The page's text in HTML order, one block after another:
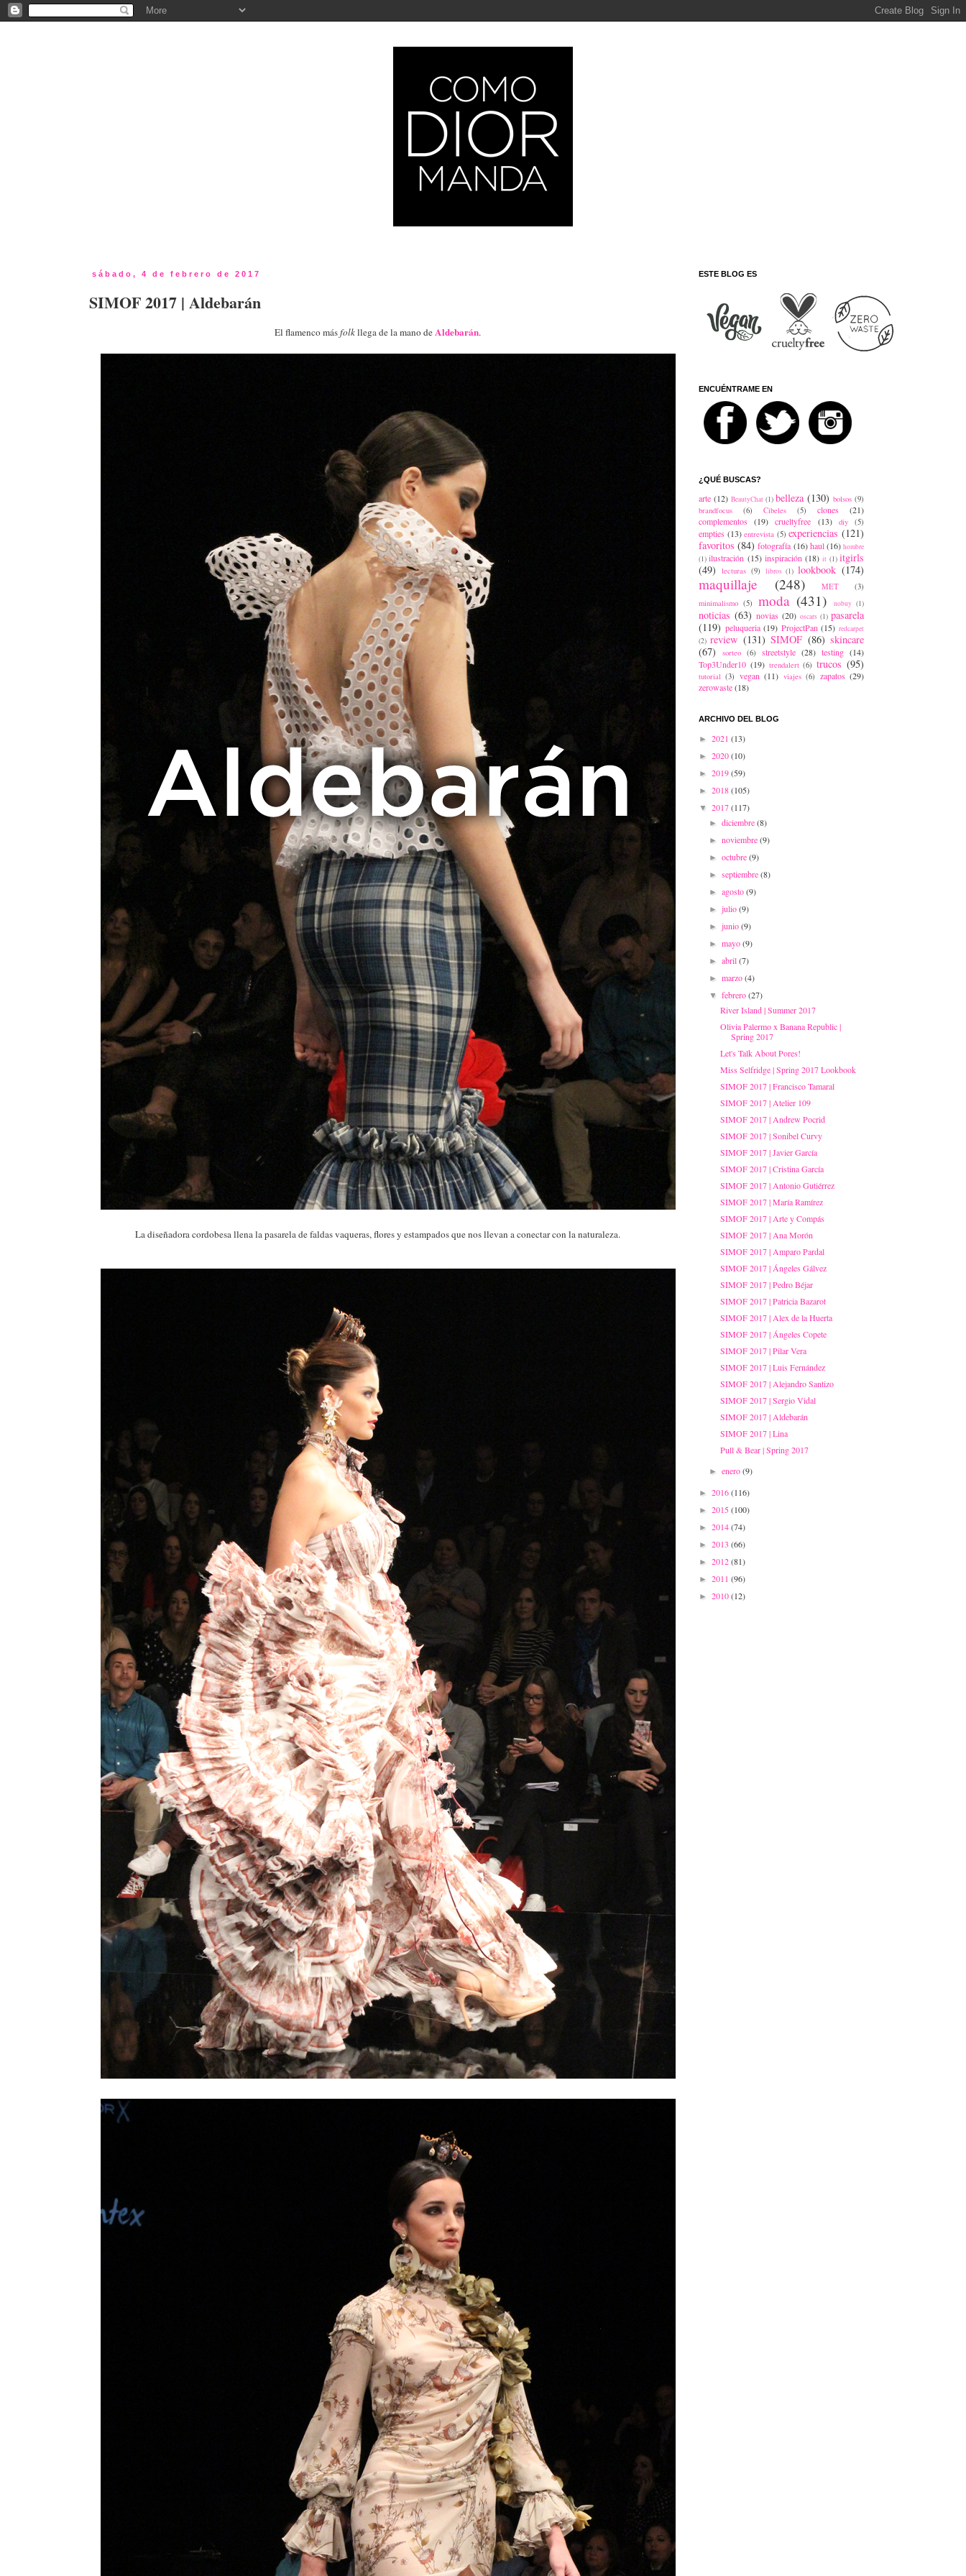
sábado, 4 de febrero de 2017
SIMOF 2017 | Aldebarán
El flamenco másfolkllega de la mano deAldebarán.
La diseñadora cordobesa llena la pasarela de faldas vaqueras, flores y estampados que nos llevan a conectar con la naturaleza.
ESTE BLOG ES
ENCUÉNTRAME EN
¿QUÉ BUSCAS?
arte (12) BeautyChat (1) belleza (130) bolsos (9)
brandfocus
(6) Cibeles (5) clones
(21)
complementos
(19) crueltyfree (13) diy (5)
empties (13) entrevista (5) experiencias (121)
favoritos (84) fotografía (16) haul (16) hombre
(1) ilustración (15) inspiración (18) it (1) itgirls
(49)
lecturas (9) libros (1) lookbook (174)
maquillaje (248) MET
(3)
minimalismo (5) moda (431) nobuy (1)
noticias (63) novias (20) oscars (1) pasarela
(119) peluqueria (19) ProjectPan (15) redcarpet
(2) review (131) SIMOF (86) skincare
(67)
sorteo (6) streetstyle (28) testing (14)
Top3Under10 (19) trendalert (6) trucos (95)
tutorial (3) vegan (11) viajes (6) zapatos (29)
zerowaste(18)
ARCHIVO DEL BLOG
► 2021 (13)
► 2020(10)
► 2019(59)
► 2018(105)
▼ 2017(117)
►diciembre(8)
►noviembre(9)
►octubre(9)
►septiembre(8)
►agosto(9)
►julio(9)
►junio(9)
►mayo(9)
►abril(7)
►marzo(4)
▼febrero(27)
River Island | Summer 2017
Olivia Palermo x Banana Republic |
Spring 2017
Let's Talk About Pores!
Miss Selfridge | Spring 2017 Lookbook
SIMOF 2017 | Francisco Tamaral
SIMOF 2017 | Atelier 109
SIMOF 2017 | Andrew Pocrid
SIMOF 2017 | Sonibel Curvy
SIMOF 2017 | Javier García
SIMOF 2017 | Cristina García
SIMOF 2017 | Antonio Gutiérrez
SIMOF 2017 | María Ramírez
SIMOF 2017 | Arte y Compás
SIMOF 2017 | Ana Morón
SIMOF 2017 | Amparo Pardal
SIMOF 2017 | Ángeles Gálvez
SIMOF 2017 | Pedro Béjar
SIMOF 2017 | Patricia Bazarot
SIMOF 2017 | Alex de la Huerta
SIMOF 2017 | Ángeles Copete
SIMOF 2017 | Pilar Vera
SIMOF 2017 | Luis Fernández
SIMOF 2017 | Alejandro Santizo
SIMOF 2017 | Sergio Vidal
SIMOF 2017 | Aldebarán
SIMOF 2017 | Lina
Pull & Bear | Spring 2017
►enero(9)
► 2016(116)
► 2015(100)
► 2014(74)
► 2013 (66)
► 2012(81)
► 2011 (96)
► 2010(12)